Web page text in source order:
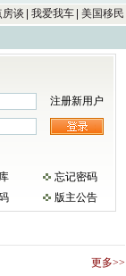
房谈 我爱我车 美国移民
注册新用户
忘记密码
版主公告
更多>>